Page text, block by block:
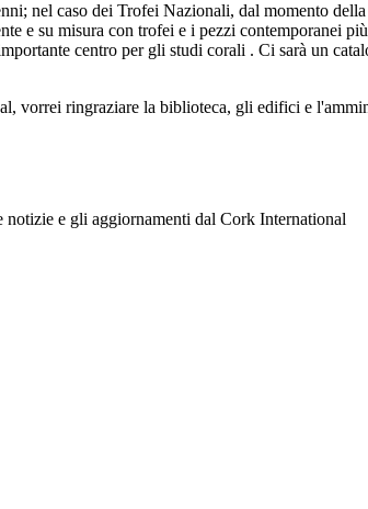
nel caso dei Trofei Nazionali, dal momento
e su misura con trofei e i pezzi contemporanei
centro per gli studi corali . Ci sarà un
vorrei ringraziare la biblioteca, gli edifici e
notizie e gli aggiornamenti dal Cork International